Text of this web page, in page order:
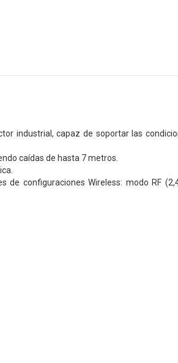
industrial, capaz de soportar las
caídas de hasta 7 metros.
configuraciones Wireless: modo RF